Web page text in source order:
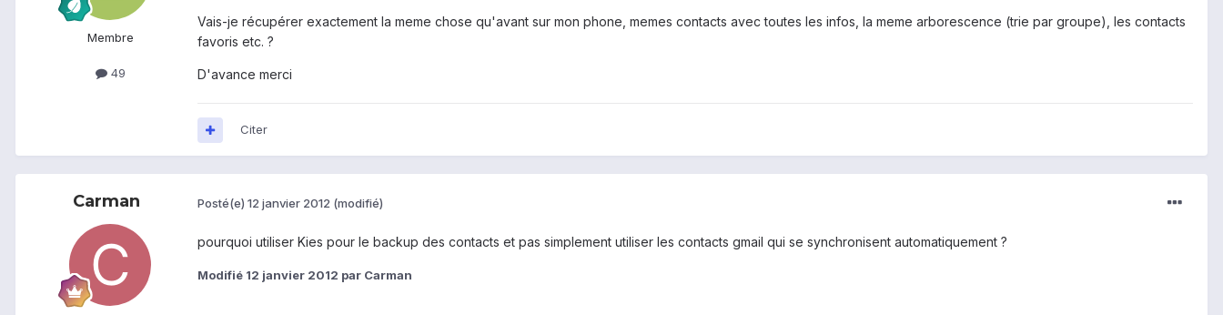
Membre
49
Vais-je récupérer exactement la meme chose qu'avant sur mon phone, memes contacts avec toutes les infos, la meme arborescence (trie par groupe), les contacts
favoris etc. ?
D'avance merci
Citer
Carman Posté(e) 12 janvier 2012 (modifié)
pourquoi utiliser Kies pour le backup des contacts et pas simplement utiliser les contacts gmail qui se synchronisent automatiquement ?
Modifié 12 janvier 2012 par Carman